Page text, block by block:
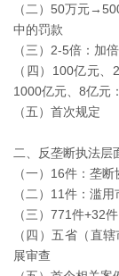
（二）50万元
中的罚款
（三）2-5倍：加
（四）100亿元
1000亿元、8亿元
（五）首次规定
二、反垄断执法层
（一）16件：垄
（二）11件：滥
（三）771件+32
（四）五省（直
展审查